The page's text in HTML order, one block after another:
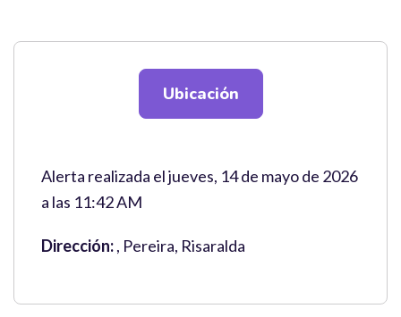
Ubicación
Alerta realizada el jueves, 14 de mayo de 2026
a las 11:42 AM
Dirección:, Pereira, Risaralda